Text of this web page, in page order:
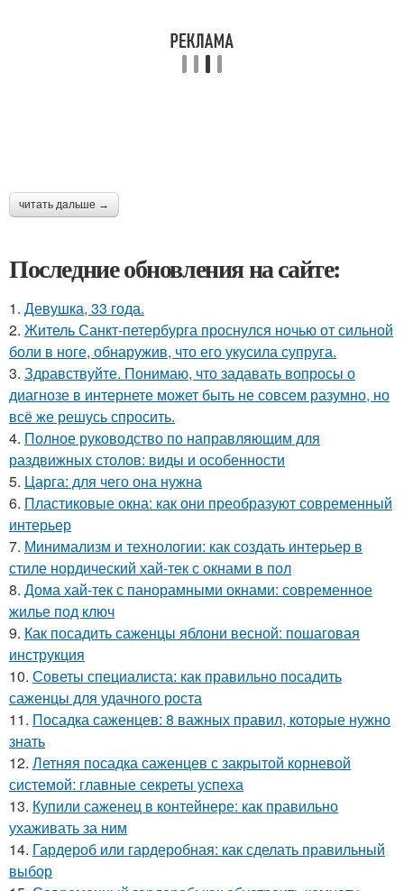
читать дальше →
Последние обновления на сайте:
1. Девушка, 33 года.
2. Житель Санкт-петербурга проснулся ночью от сильной
боли в ноге, обнаружив, что его укусила супруга.
3. Здравствуйте. Понимаю, что задавать вопросы о
диагнозе в интернете может быть не совсем разумно, но
всё же решусь спросить.
4. Полное руководство по направляющим для
раздвижных столов: виды и особенности
5. Царга: для чего она нужна
6. Пластиковые окна: как они преобразуют современный
интерьер
7. Минимализм и технологии: как создать интерьер в
стиле нордический хай-тек с окнами в пол
8. Дома хай-тек с панорамными окнами: современное
жилье под ключ
9. Как посадить саженцы яблони весной: пошаговая
инструкция
10. Советы специалиста: как правильно посадить
саженцы для удачного роста
11. Посадка саженцев: 8 важных правил, которые нужно
знать
12. Летняя посадка саженцев с закрытой корневой
системой: главные секреты успеха
13. Купили саженец в контейнере: как правильно
ухаживать за ним
14. Гардероб или гардеробная: как сделать правильный
выбор